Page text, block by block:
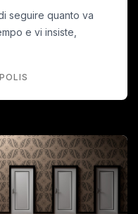
seguire quanto va
e vi insiste,